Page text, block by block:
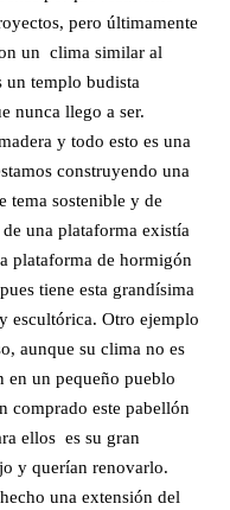
pero últimamente
un clima similar al
un templo budista
nunca llego a ser.
y todo esto es una
construyendo una
tema sostenible y de
una plataforma existía
plataforma de hormigón
tiene esta grandísima
escultórica. Otro ejemplo
aunque su clima no es
en un pequeño pueblo
este pabellón
ellos es su gran
y querían renovarlo.
una extensión del